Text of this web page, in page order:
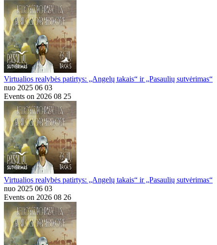
Virtualios realybės patirtys: „Angelų takais“ ir „Pasaulių sutvėrimas“
nuo 2025 06 03
Events on 2026 08 25
Virtualios realybės patirtys: „Angelų takais“ ir „Pasaulių sutvėrimas“
nuo 2025 06 03
Events on 2026 08 26